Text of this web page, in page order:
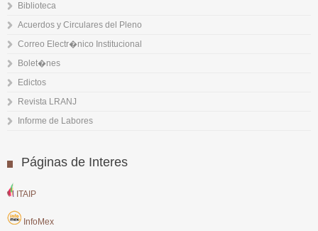
Biblioteca
Acuerdos y Circulares del Pleno
Correo Electr�nico Institucional
Bolet�nes
Edictos
Revista LRANJ
Informe de Labores
Páginas de Interes
ITAIP
InfoMex